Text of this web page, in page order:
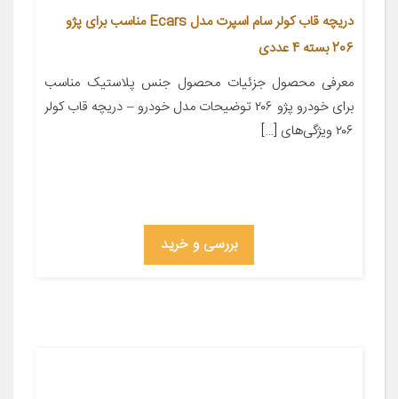
دریچه قاب کولر سام اسپرت مدل Ecars مناسب برای پژو
206 بسته 4 عددی
معرفی محصول جزئیات محصول جنس پلاستیک مناسب
برای خودرو پژو ۲۰۶ توضیحات مدل خودرو – دریچه قاب کولر
۲۰۶ ویژگی‌های […]
بررسی و خرید